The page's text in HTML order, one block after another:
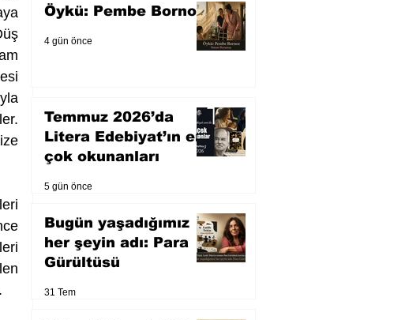
Öykü: Pembe Bornoz
4 gün önce
Temmuz 2026’da
Litera Edebiyat’ın en
çok okunanları
5 gün önce
Bugün yaşadığımız
her şeyin adı: Para
Gürültüsü
31 Tem